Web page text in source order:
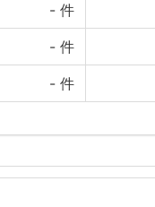
- 件
- 件
- 件